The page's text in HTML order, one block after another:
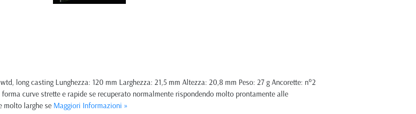
long casting Lunghezza: 120 mm Larghezza: 21,5 mm Altezza: 20,8 mm Peso: 27 g Ancorette: n°2
curve strette e rapide se recuperato normalmente rispondendo molto prontamente alle
molto larghe se Maggiori Informazioni »